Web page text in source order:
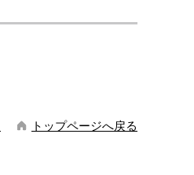
トップページへ戻る